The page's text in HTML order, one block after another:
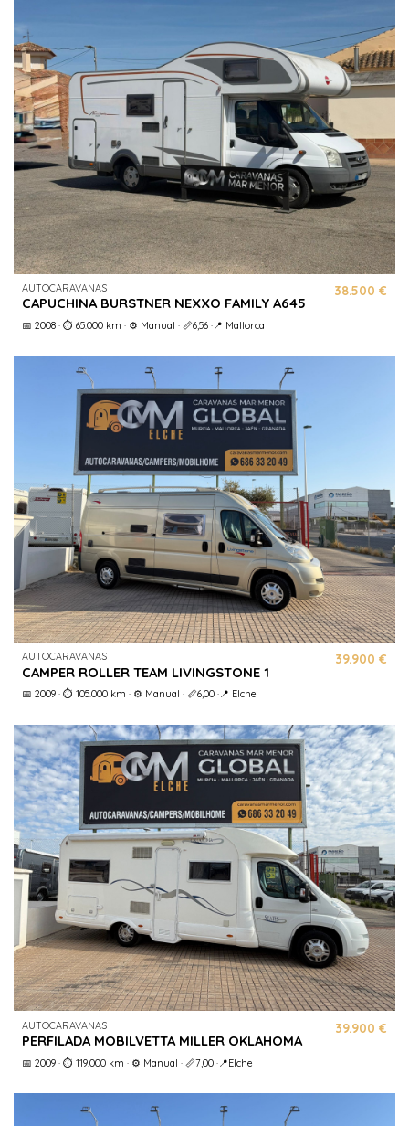
AUTOCARAVANAS
CAPUCHINA BURSTNER NEXXO FAMILY A645
38.500 €
📅 2008 · ⏱️ 65.000 km · ⚙️ Manual · 📏6,56 ·📍 Mallorca
AUTOCARAVANAS
CAMPER ROLLER TEAM LIVINGSTONE 1
39.900 €
📅 2009 · ⏱️ 105.000 km · ⚙️ Manual · 📏6,00 ·📍 Elche
AUTOCARAVANAS
PERFILADA MOBILVETTA MILLER OKLAHOMA
39.900 €
📅 2009 · ⏱️ 119.000 km · ⚙️ Manual · 📏7,00 ·📍Elche